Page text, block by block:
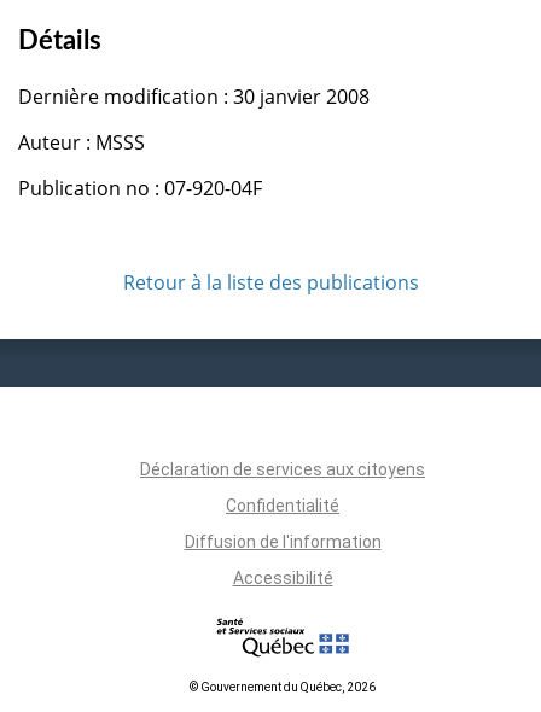
Détails
Dernière modification : 30 janvier 2008
Auteur : MSSS
Publication no : 07-920-04F
Retour à la liste des publications
Déclaration de services aux citoyens
Confidentialité
Diffusion de l'information
Accessibilité
© Gouvernement du Québec, 2026